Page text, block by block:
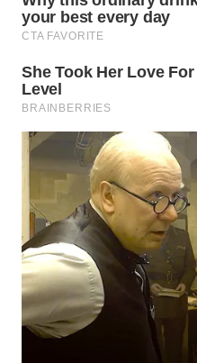
TANJUNG
LESUNG
WN
KARO
WN
SIMALUNGUN
WN
LABUHANBATU
WN
TAPANULI
TENGAH